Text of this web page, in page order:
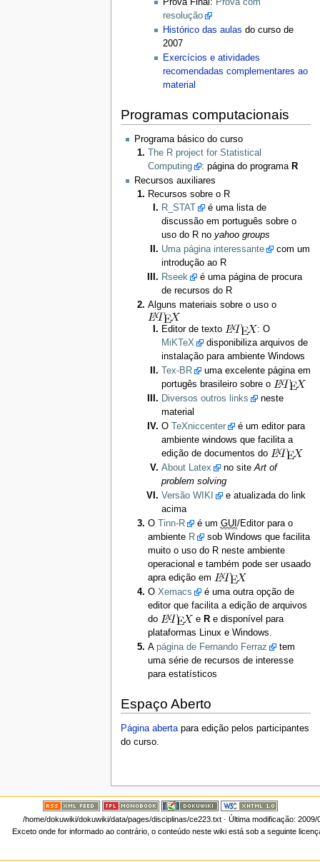
Prova Final: Prova com
resolução
Histórico das aulas do curso de
2007
Exercícios e atividades
recomendadas complementares ao
material
Programas computacionais
Programa básico do curso
The R project for Statistical
Computing
: página do programa R
Recursos auxiliares
Recursos sobre o R
R_STAT
é uma lista de
discussão em português sobre o
uso do R no yahoo groups
Uma página interessante
com um
introdução ao R
Rseek
é uma página de procura
de recursos do R
Alguns materiais sobre o uso o
Editor de texto
: O
MiKTeX
disponibiliza arquivos de
instalação para ambiente Windows
Tex-BR
uma excelente página em
portugês brasileiro sobre o
Diversos outros links
neste
material
O
TeXniccenter
é um editor para
ambiente windows que facilita a
edição de documentos do
About Latex
no siteArt of
problem solving
Versão WIKI
e atualizada do link
acima
O
Tinn-R é um GUI /Editor para o
ambiente R
sob Windows que facilita
muito o uso do R neste ambiente
operacional e também pode ser usaado
apra edição em
O Xemacs
é uma outra opção de
editor que facilita a edição de arquivos
do
e Re disponível para
plataformas Linux e Windows.
A página de Fernando Ferraz
tem
uma série de recursos de interesse
para estatísticos
Espaço Aberto
Página abertapara edição pelos participantes
do curso.
/home/dokuwiki/dokuwiki/data/pages/disciplinas/ce223.txt· Última modificação:
Exceto onde for informado ao contrário, o conteúdo neste wiki está sob a seguinte